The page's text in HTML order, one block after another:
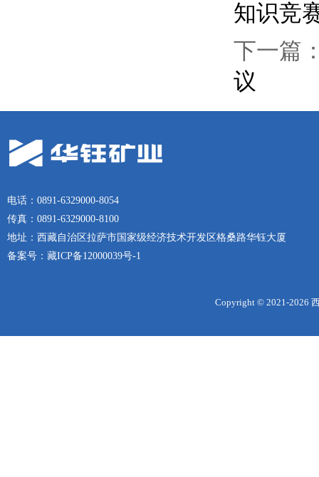
知识竞
下一篇
议
电话：0891-6329000-8054
传真：0891-6329000-8100
地址：西藏自治区拉萨市国家级经济技术开发区格桑路华钰大厦
备案号： 藏ICP备12000039号-1
Copyright © 2021-2026